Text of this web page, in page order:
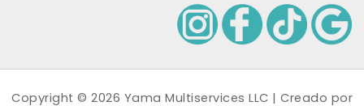
Copyright © 2026 Yama Multiservices LLC | Creado por